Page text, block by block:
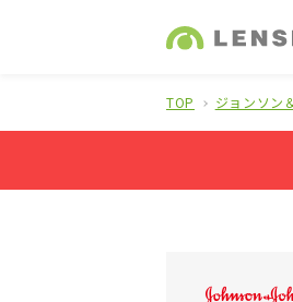
TOP ジョンソン